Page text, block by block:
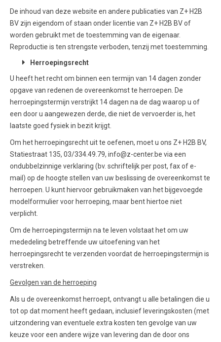
De inhoud van deze website en andere publicaties van Z+ H2B
BV zijn eigendom of staan onder licentie van Z+ H2B BV of
worden gebruikt met de toestemming van de eigenaar.
Reproductie is ten strengste verboden, tenzij met toestemming.
Herroepingsrecht
U heeft het recht om binnen een termijn van 14 dagen zonder
opgave van redenen de overeenkomst te herroepen. De
herroepingstermijn verstrijkt 14 dagen na de dag waarop u of
een door u aangewezen derde, die niet de vervoerder is, het
laatste goed fysiek in bezit krijgt.
Om het herroepingsrecht uit te oefenen, moet u ons Z+ H2B BV,
Statiestraat 135, 03/334.49.79, info@z-center.be via een
ondubbelzinnige verklaring (bv. schriftelijk per post, fax of e-
mail) op de hoogte stellen van uw beslissing de overeenkomst te
herroepen. U kunt hiervoor gebruikmaken van het bijgevoegde
modelformulier voor herroeping, maar bent hiertoe niet
verplicht.
Om de herroepingstermijn na te leven volstaat het om uw
mededeling betreffende uw uitoefening van het
herroepingsrecht te verzenden voordat de herroepingstermijn is
verstreken.
Gevolgen van de herroeping
Als u de overeenkomst herroept, ontvangt u alle betalingen die u
tot op dat moment heeft gedaan, inclusief leveringskosten (met
uitzondering van eventuele extra kosten ten gevolge van uw
keuze voor een andere wijze van levering dan de door ons